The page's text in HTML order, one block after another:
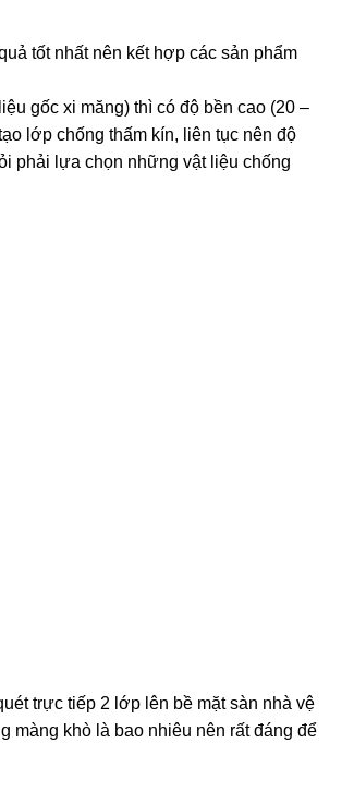
tốt nhất nên kết hợp các sản phẩm
gốc xi măng) thì có độ bền cao (20 –
lớp chống thấm kín, liên tục nên độ
phải lựa chọn những vật liệu chống
trực tiếp 2 lớp lên bề mặt sàn nhà vệ
màng khò là bao nhiêu nên rất đáng để